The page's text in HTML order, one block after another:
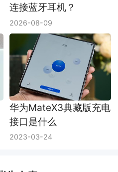
连接蓝牙耳机？
2026-08-09
华为MateX3典藏版充电
接口是什么
2023-03-24